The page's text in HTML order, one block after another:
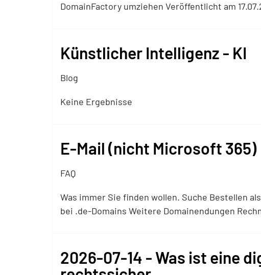
DomainFactory umziehen Veröffentlicht am
Künstlicher Intelligenz - KI
Blog
Keine Ergebnisse
E-Mail (nicht Microsoft 365)
FAQ
Was immer Sie finden wollen. Suche Bestellen
bei .de-Domains Weitere Domainendungen
2026-07-14 - Was ist eine